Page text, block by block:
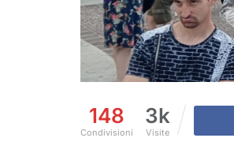
148
Condivisioni
3k
Visite